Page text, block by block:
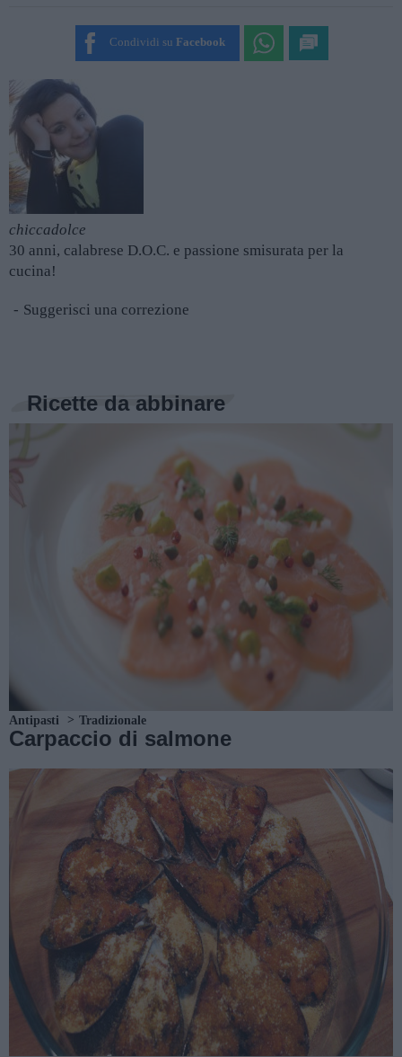
SUBMIT RATING
Condividi su Facebook
chiccadolce
30 anni, calabrese D.O.C. e passione smisurata per la
cucina!
Suggerisci una correzione
Ricette da abbinare
Antipasti Tradizionale
Carpaccio di salmone